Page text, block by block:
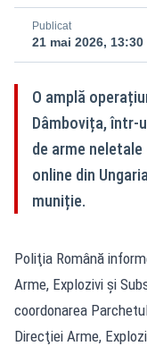
Publicat
21 mai 2026, 13:30
O amplă
Dâmbovița, într-
de arme
online din
muniție.
Poliţia Română
Arme, Explozivi şi
coordonarea
Direcţiei Arme,